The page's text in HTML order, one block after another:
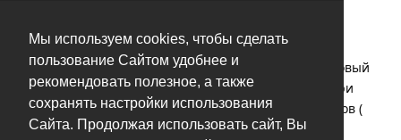
Мы используем cookies, чтобы сделать
пользование Сайтом удобнее и
рекомендовать полезное, а также
сохранять настройки использования
Сайта. Продолжая использовать сайт, Вы
V
Добрый день! Установил программу ( для Intel) на новый
Мак (Чип apple m4 Max). Архив на рабочем столе. При
сканировании программа упирается в один из файлов (
расширение .mov) и зависает. Перезапуск, удаление